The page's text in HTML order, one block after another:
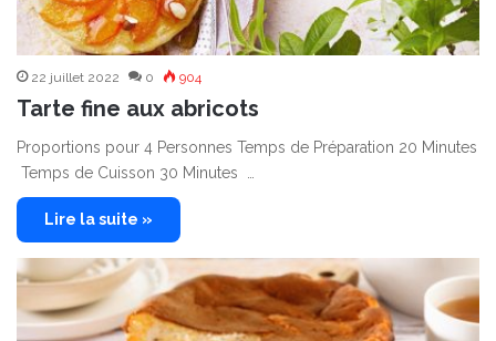
22 juillet 2022 0 904
Tarte fine aux abricots
Proportions pour 4 Personnes Temps de Préparation 20 Minutes
Temps de Cuisson 30 Minutes …
Lire la suite »